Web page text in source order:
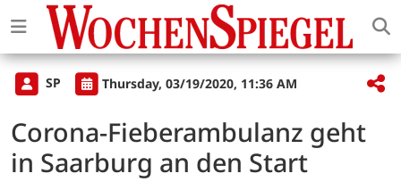
SP Thursday, 03/19/2020, 11:36 AM
Corona-Fieberambulanz geht
in Saarburg an den Start